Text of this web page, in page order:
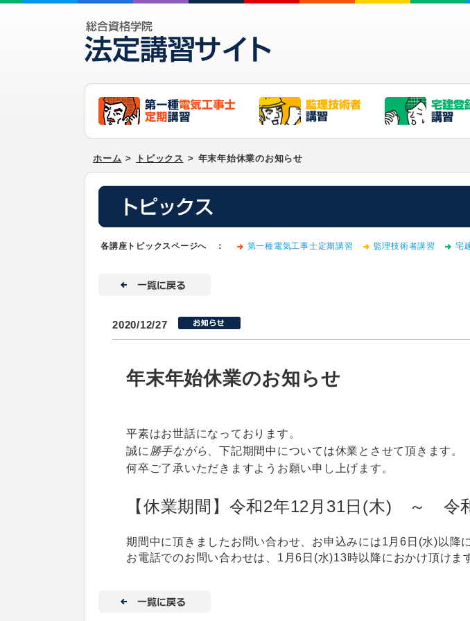
ホーム > トピックス > 年末年始休業のお知らせ
各講座トピックスページへ ： 第一種電気工事士定期講習 監理技術者講習 宅
2020/12/27
年末年始休業のお知らせ
平素はお世話になっております。
誠に 勝手ながら
、下記期間中については休業とさせて頂きます。
何卒ご了承いただきますようお願い申し上げます。
【休業期間】令和2年12月31日(木) ～ 令
期間中に頂きましたお問い合わせ、お申込みには1月6日(水)以降
お電話でのお問い合わせは、1月6日(水)13時以降におかけ頂けま